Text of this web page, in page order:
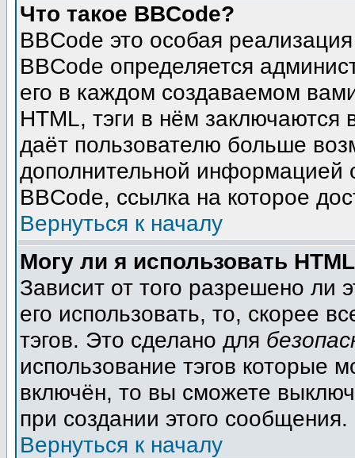
Что такое BBCode?
BBCode это особая
BBCode определяется
его в каждом создаваемом
HTML, тэги в нём заключаются
даёт пользователю больше
дополнительной информацией
BBCode, ссылка на которое
Вернуться к началу
Могу ли я использовать
Зависит от того разрешено ли
его использовать, то, скорее
тэгов. Это сделано для
использование тэгов которые
включён, то вы сможете
при создании этого сообщения.
Вернуться к началу